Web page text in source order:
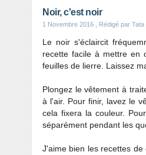
Noir, c'est noir
1 Novembre 2016 , Rédigé par
Le noir s'éclaircit
recette facile à mettre en
feuilles de lierre. Laissez
Plongez le vêtement à
à l'air. Pour finir, lavez le
cela fixera la couleur.
séparément pendant les
J'aime bien les recettes